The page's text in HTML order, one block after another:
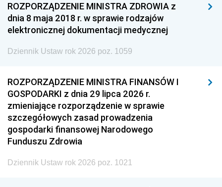
ROZPORZĄDZENIE MINISTRA ZDROWIA z
dnia 8 maja 2018 r. w sprawie rodzajów
elektronicznej dokumentacji medycznej
Dziennik Ustaw rok 2026 poz. 1059
ROZPORZĄDZENIE MINISTRA FINANSÓW I
GOSPODARKI z dnia 29 lipca 2026 r.
zmieniające rozporządzenie w sprawie
szczegółowych zasad prowadzenia
gospodarki finansowej Narodowego
Funduszu Zdrowia
Dziennik Ustaw rok 2026 poz. 1021